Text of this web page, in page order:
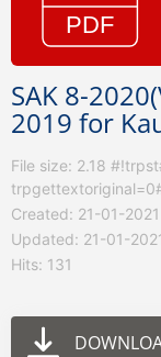
SAK 8-
2019 for
File size: 2.18
Created: 21-01-2021
Updated: 21-01-
Hits: 131